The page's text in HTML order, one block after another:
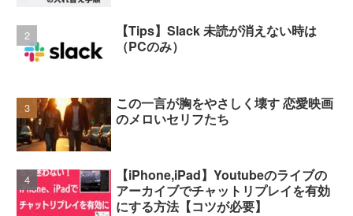
【Tips】Slack 未読が消えない時は
（PCのみ）
この一言が胸をやさしく壊す 恋愛映画
のメロいセリフたち
【iPhone,iPad】Youtubeのライブの
アーカイブでチャットリプレイを有効
にする方法【コツが必要】